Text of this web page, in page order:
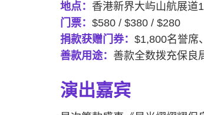
地点： 香港新界大屿山航展道
门票： $580 / $380 / $280
捐款获赠门券： $1,800名誉席
善款用途： 善款全数拨充保良
演出嘉宾